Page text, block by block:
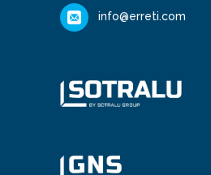
info@erreti.com